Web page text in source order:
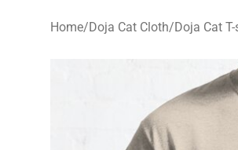
Home/Doja Cat Cloth/Doja Cat